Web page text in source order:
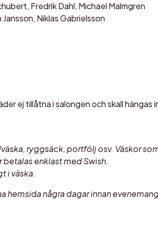
Fredrik Dahl, Michael Malmgren
Niklas Gabrielsson
ej tillåtna i salongen och skall hängas
ryggsäck, portfölj osv. Väskor
enklast med Swish.
i väska.
hemsida några dagar innan